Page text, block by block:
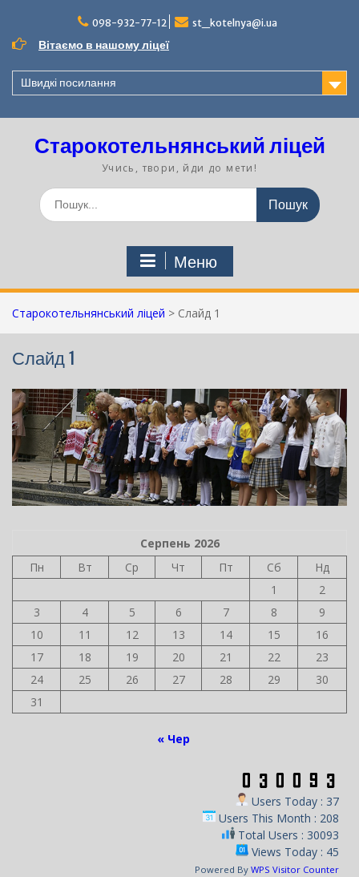
вмісту
098-932-77-12 st_kotelnya@i.ua
Вітаємо в нашому ліцеї
Швидкі посилання
Старокотельнянський ліцей
Учись, твори, йди до мети!
Шукати:
Меню
Старокотельнянський ліцей > Слайд 1
Слайд 1
Серпень 2026
Пн
Вт Ср Чт Пт Сб
Нд
1
2
3
4 5 6 7 8
9
10
11 12 13 14 15
16
17
18 19 20 21 22
23
24
25 26 27 28 29
30
31
« Чер
Users Today : 37
Users This Month : 208
Total Users : 30093
Views Today : 45
Powered By WPS Visitor Counter